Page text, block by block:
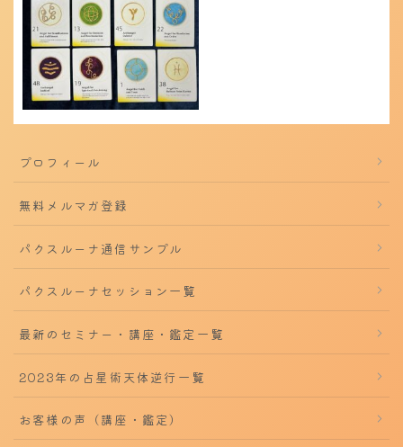
プロフィール
無料メルマガ登録
パクスルーナ通信サンプル
パクスルーナセッション一覧
最新のセミナー・講座・鑑定一覧
2023年の占星術天体逆行一覧
お客様の声（講座・鑑定）